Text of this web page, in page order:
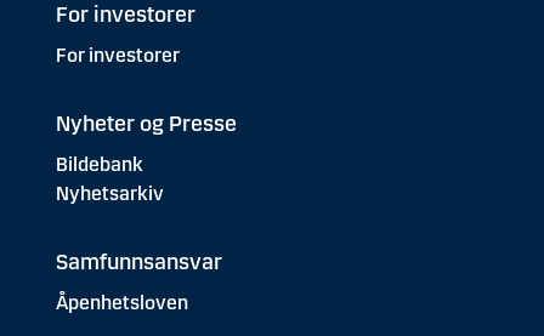
For investorer
For investorer
Nyheter og Presse
Bildebank
Nyhetsarkiv
Samfunnsansvar
Åpenhetsloven